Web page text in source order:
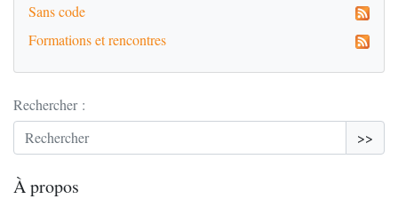
Sans code
Formations et rencontres
Rechercher :
>>
À propos